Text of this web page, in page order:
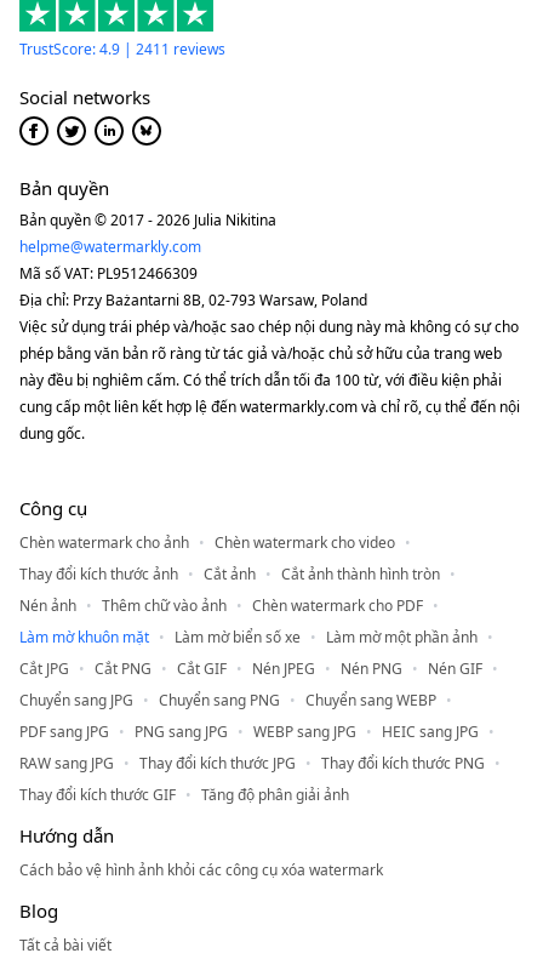
TrustScore: 4.9 | 2411 reviews
Social networks
Bản quyền
Bản quyền © 2017 - 2026 Julia Nikitina
helpme@watermarkly.com
Mã số VAT: PL9512466309
Địa chỉ: Przy Bażantarni 8B, 02-793 Warsaw, Poland
Việc sử dụng trái phép và/hoặc sao chép nội dung này mà không có sự cho
phép bằng văn bản rõ ràng từ tác giả và/hoặc chủ sở hữu của trang web
này đều bị nghiêm cấm. Có thể trích dẫn tối đa 100 từ, với điều kiện phải
cung cấp một liên kết hợp lệ đến watermarkly.com và chỉ rõ, cụ thể đến nội
dung gốc.
Công cụ
Chèn watermark cho ảnh
Chèn watermark cho video
Thay đổi kích thước ảnh
Cắt ảnh
Cắt ảnh thành hình tròn
Nén ảnh
Thêm chữ vào ảnh
Chèn watermark cho PDF
Làm mờ khuôn mặt
Làm mờ biển số xe
Làm mờ một phần ảnh
Cắt JPG
Cắt PNG Cắt GIF Nén JPEG Nén PNG
Nén GIF
Chuyển sang JPG
Chuyển sang PNG
Chuyển sang WEBP
PDF sang JPG
PNG sang JPG WEBP sang JPG
HEIC sang JPG
RAW sang JPG
Thay đổi kích thước JPG
Thay đổi kích thước PNG
Thay đổi kích thước GIF
Tăng độ phân giải ảnh
Hướng dẫn
Cách bảo vệ hình ảnh khỏi các công cụ xóa watermark
Blog
Tất cả bài viết